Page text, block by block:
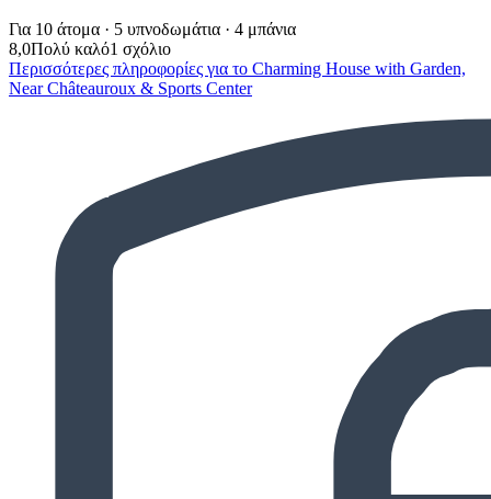
Για 10 άτομα · 5 υπνοδωμάτια · 4 μπάνια
8,0Πολύ καλό1 σχόλιο
Περισσότερες πληροφορίες για το Charming House with Garden,
Near Châteauroux & Sports Center